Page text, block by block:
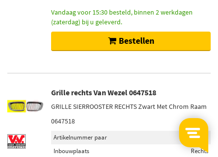
Vandaag voor 15:30 besteld, binnen 2 werkdagen
(zaterdag) bij u geleverd.
Bestellen
Grille rechts Van Wezel 0647518
GRILLE SIERROOSTER RECHTS Zwart Met Chrom Raam
0647518
Artikelnummer paar
0647517
Inbouwplaats
Rechts